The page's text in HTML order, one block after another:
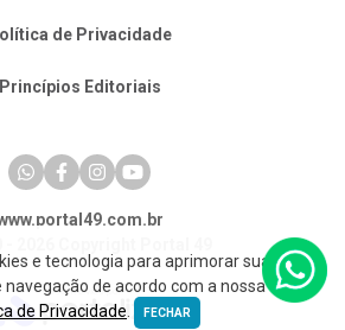
de Privacidade
Princípios Editoriais
e tecnologia para aprimorar sua
navegação de acordo com a nossa
de Privacidade
FECHAR